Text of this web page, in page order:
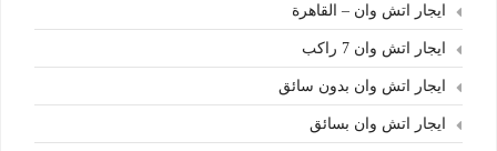
ايجار اتش وان – القاهرة
ايجار اتش وان 7 راكب
ايجار اتش وان بدون سائق
ايجار اتش وان بسائق